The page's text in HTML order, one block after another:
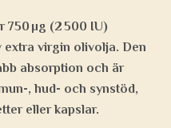
750 µg (2 500 IU)
extra virgin olivolja. Den
absorption och är
, hud- och synstöd,
eller kapslar.